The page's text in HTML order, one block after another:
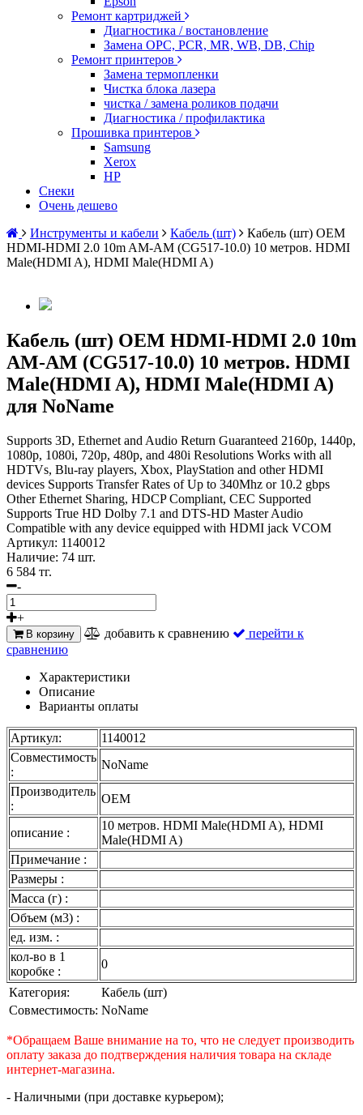
Ремонт картриджей
Диагностика / востановление
Замена OPC, PCR, MR, WB, DB, Chip
Ремонт принтеров
Замена термопленки
Чистка блока лазера
чистка / замена роликов подачи
Диагностика / профилактика
Прошивка принтеров
Samsung
Xerox
HP
Снеки
Очень дешево
Инструменты и кабели
Кабель (шт)
Кабель (шт) OEM
HDMI-HDMI 2.0 10m AM-AM (CG517-10.0) 10 метров. HDMI
Male(HDMI A), HDMI Male(HDMI A)
Кабель (шт) OEM HDMI-HDMI 2.0 10m
AM-AM (CG517-10.0) 10 метров. HDMI
Male(HDMI A), HDMI Male(HDMI A)
для NoName
Supports 3D, Ethernet and Audio Return Guaranteed 2160p, 1440p,
1080p, 1080i, 720p, 480p, and 480i Resolutions Works with all
HDTVs, Blu-ray players, Xbox, PlayStation and other HDMI
devices Supports Transfer Rates of Up to 340Mhz or 10.2 gbps
Other Ethernet Sharing, HDCP Compliant, CEC Supported
Supports True HD Dolby 7.1 and DTS-HD Master Audio
Compatible with any device equipped with HDMI jack VCOM
Артикул: 1140012
Наличие: 74 шт.
6 584 тг.
-
+
В корзину добавить к сравнению
перейти к
сравнению
Характеристики
Описание
Варианты оплаты
Артикул:
1140012
Совместимость
:
NoName
Производитель
:
OEM
описание :
10 метров. HDMI Male(HDMI A), HDMI
Male(HDMI A)
Примечание :
Размеры :
Масса (г) :
Объем (м3) :
ед. изм. :
кол-во в 1
коробке :
0
Категория:
Кабель (шт)
Совместимость: NoName
*Обращаем Ваше внимание на то, что не следует производить
оплату заказа до подтверждения наличия товара на складе
интернет-магазина.
- Наличными (при доставке курьером);